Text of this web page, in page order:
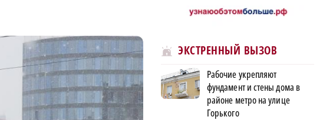
ЭКСТРЕННЫЙ ВЫЗОВ
Рабочие укрепляют
фундамент и стены дома в
районе метро на улице
Горького